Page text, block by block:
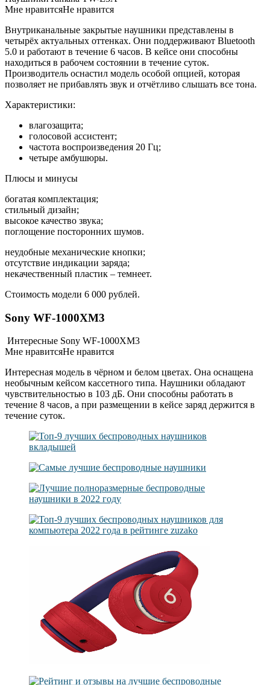
Мне нравитсяНе нравится
Внутриканальные закрытые наушники представлены в
четырёх актуальных оттенках. Они поддерживают Bluetooth
5.0 и работают в течение 6 часов. В кейсе они способны
находиться в рабочем состоянии в течение суток.
Производитель оснастил модель особой опцией, которая
позволяет не прибавлять звук и отчётливо слышать все тона.
Характеристики:
влагозащита;
голосовой ассистент;
частота воспроизведения 20 Гц;
четыре амбушюры.
Плюсы и минусы
богатая комплектация;
стильный дизайн;
высокое качество звука;
поглощение посторонних шумов.
неудобные механические кнопки;
отсутствие индикации заряда;
некачественный пластик – темнеет.
Стоимость модели 6 000 рублей.
Sony WF-1000XM3
Интересные Sony WF-1000XM3
Мне нравитсяНе нравится
Интересная модель в чёрном и белом цветах. Она оснащена
необычным кейсом кассетного типа. Наушники обладают
чувствительностью в 103 дБ. Они способны работать в
течение 8 часов, а при размещении в кейсе заряд держится в
течение суток.